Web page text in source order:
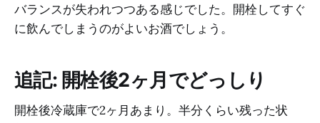
バランスが失われつつある感じでした。開栓してすぐ
に飲んでしまうのがよいお酒でしょう。
追記: 開栓後2ヶ月でどっしり
開栓後冷蔵庫で2ヶ月あまり。半分くらい残った状